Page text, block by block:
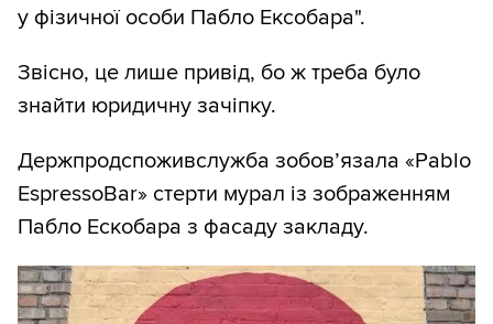
у фізичної особи Пабло Ексобара".
Звісно, це лише привід, бо ж треба було
знайти юридичну зачіпку.
Держпродспоживслужба зобов’язала «Pablo
EspressoBar» стерти мурал із зображенням
Пабло Ескобара з фасаду закладу.